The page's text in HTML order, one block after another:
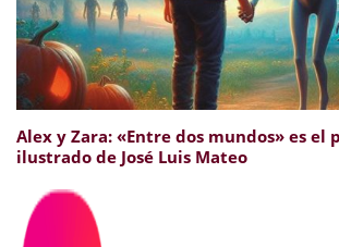
Alex y Zara: «Entre dos mundos» es
ilustrado de José Luis Mateo